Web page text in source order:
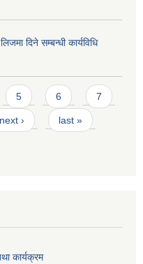
दिने सम्बन्धी कार्यविधि
5 6 7
next › last »
कार्यक्रम